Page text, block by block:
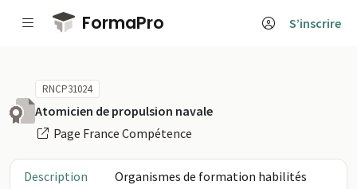
Passer au contenu principal
FormaPro S’inscrire
RNCP31024
Atomicien de propulsion navale
Page France Compétence
Description Organismes de formation habilités